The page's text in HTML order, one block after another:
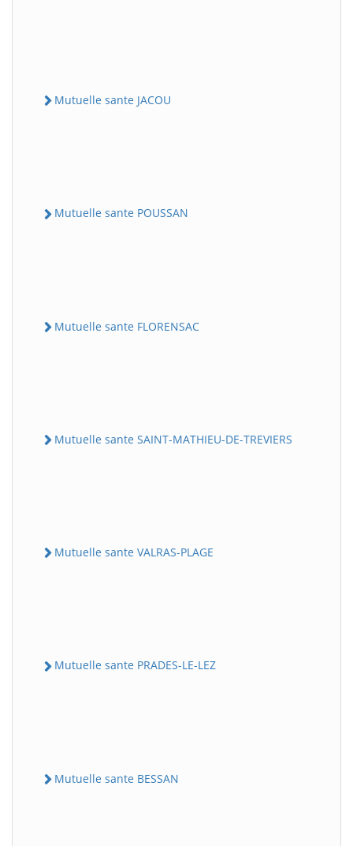
Mutuelle sante JACOU
Mutuelle sante POUSSAN
Mutuelle sante FLORENSAC
Mutuelle sante SAINT-MATHIEU-DE-TREVIERS
Mutuelle sante VALRAS-PLAGE
Mutuelle sante PRADES-LE-LEZ
Mutuelle sante BESSAN